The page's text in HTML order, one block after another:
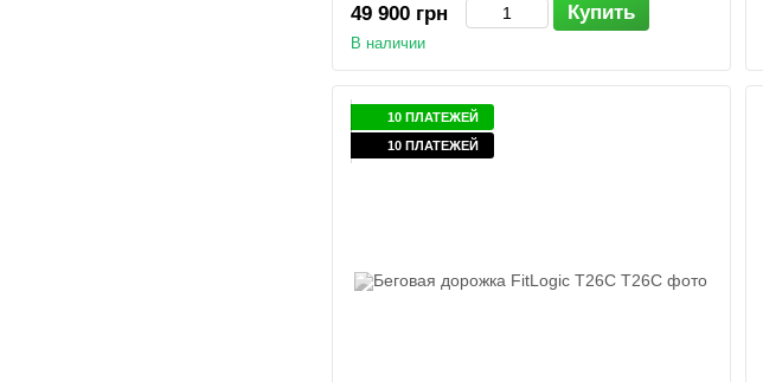
49 900 грн Купить
В наличии
10 ПЛАТЕЖЕЙ
10 ПЛАТЕЖЕЙ